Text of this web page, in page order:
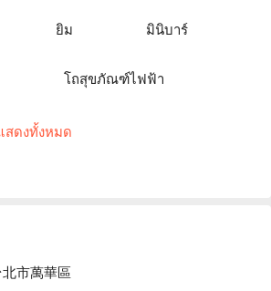
ยิม มินิบาร์
โถสุขภัณฑ์ไฟฟ้า
สดงทั้งหมด
市萬華區